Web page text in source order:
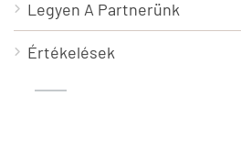
Legyen A Partnerünk
Értékelések